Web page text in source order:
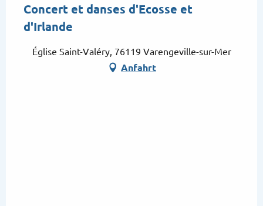
Concert et danses d'Ecosse et
d'Irlande
Église Saint-Valéry, 76119 Varengeville-sur-Mer
Anfahrt